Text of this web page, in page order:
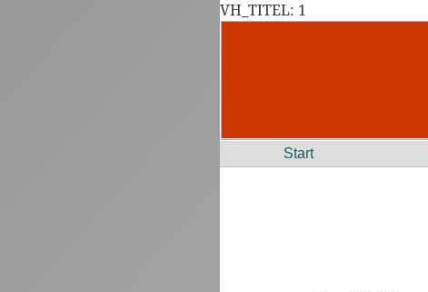
VH_TITEL: 1
Start